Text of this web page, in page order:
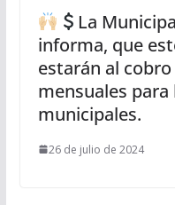
La
informa, que
estarán al
mensuales
municipales.
26 de julio de 2024